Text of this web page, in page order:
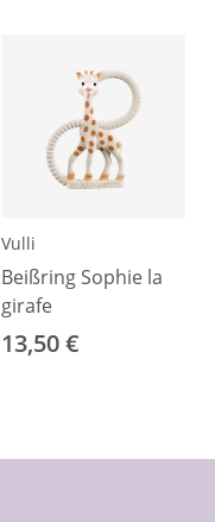
Vulli
Beißring Sophie la
girafe
13,50 €